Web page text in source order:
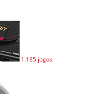
1.185 jogos